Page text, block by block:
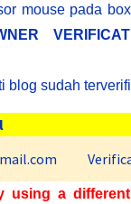
mouse pada
blog sudah
using a